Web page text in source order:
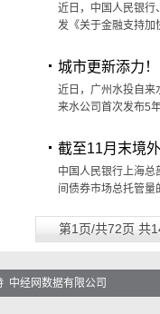
近日，中国人民银行
发《关于金融支持
城市更新添力
近日，广州水投自来
来水公司首次发布5
截至11月末境
中国人民银行上海
间债券市场总托管
第1页/共72页 共
中经网数据有限公司